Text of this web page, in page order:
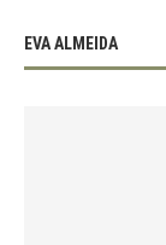
EVA ALMEIDA